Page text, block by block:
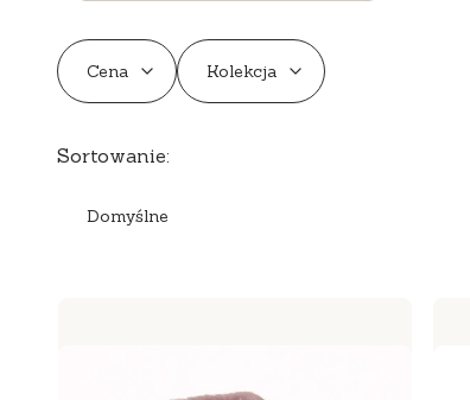
Cena Kolekcja
Lista produktów
Sortowanie:
Domyślne